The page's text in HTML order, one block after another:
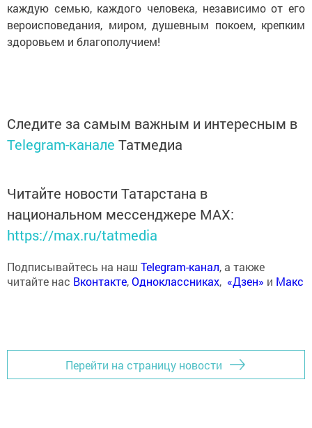
каждую семью, каждого человека, независимо от его
вероисповедания, миром, душевным покоем, крепким
здоровьем и благополучием!
Следите за самым важным и интересным в
Telegram-канале Татмедиа
Читайте новости Татарстана в
национальном мессенджере MАХ:
https://max.ru/tatmedia
Подписывайтесь на наш Telegram-канал, а также
читайте нас Вконтакте,Одноклассниках, «Дзен» и Макс
Перейти на страницу новости